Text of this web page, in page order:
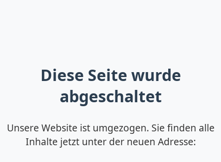
Diese Seite wurde
abgeschaltet
Unsere Website ist umgezogen. Sie finden alle
Inhalte jetzt unter der neuen Adresse: